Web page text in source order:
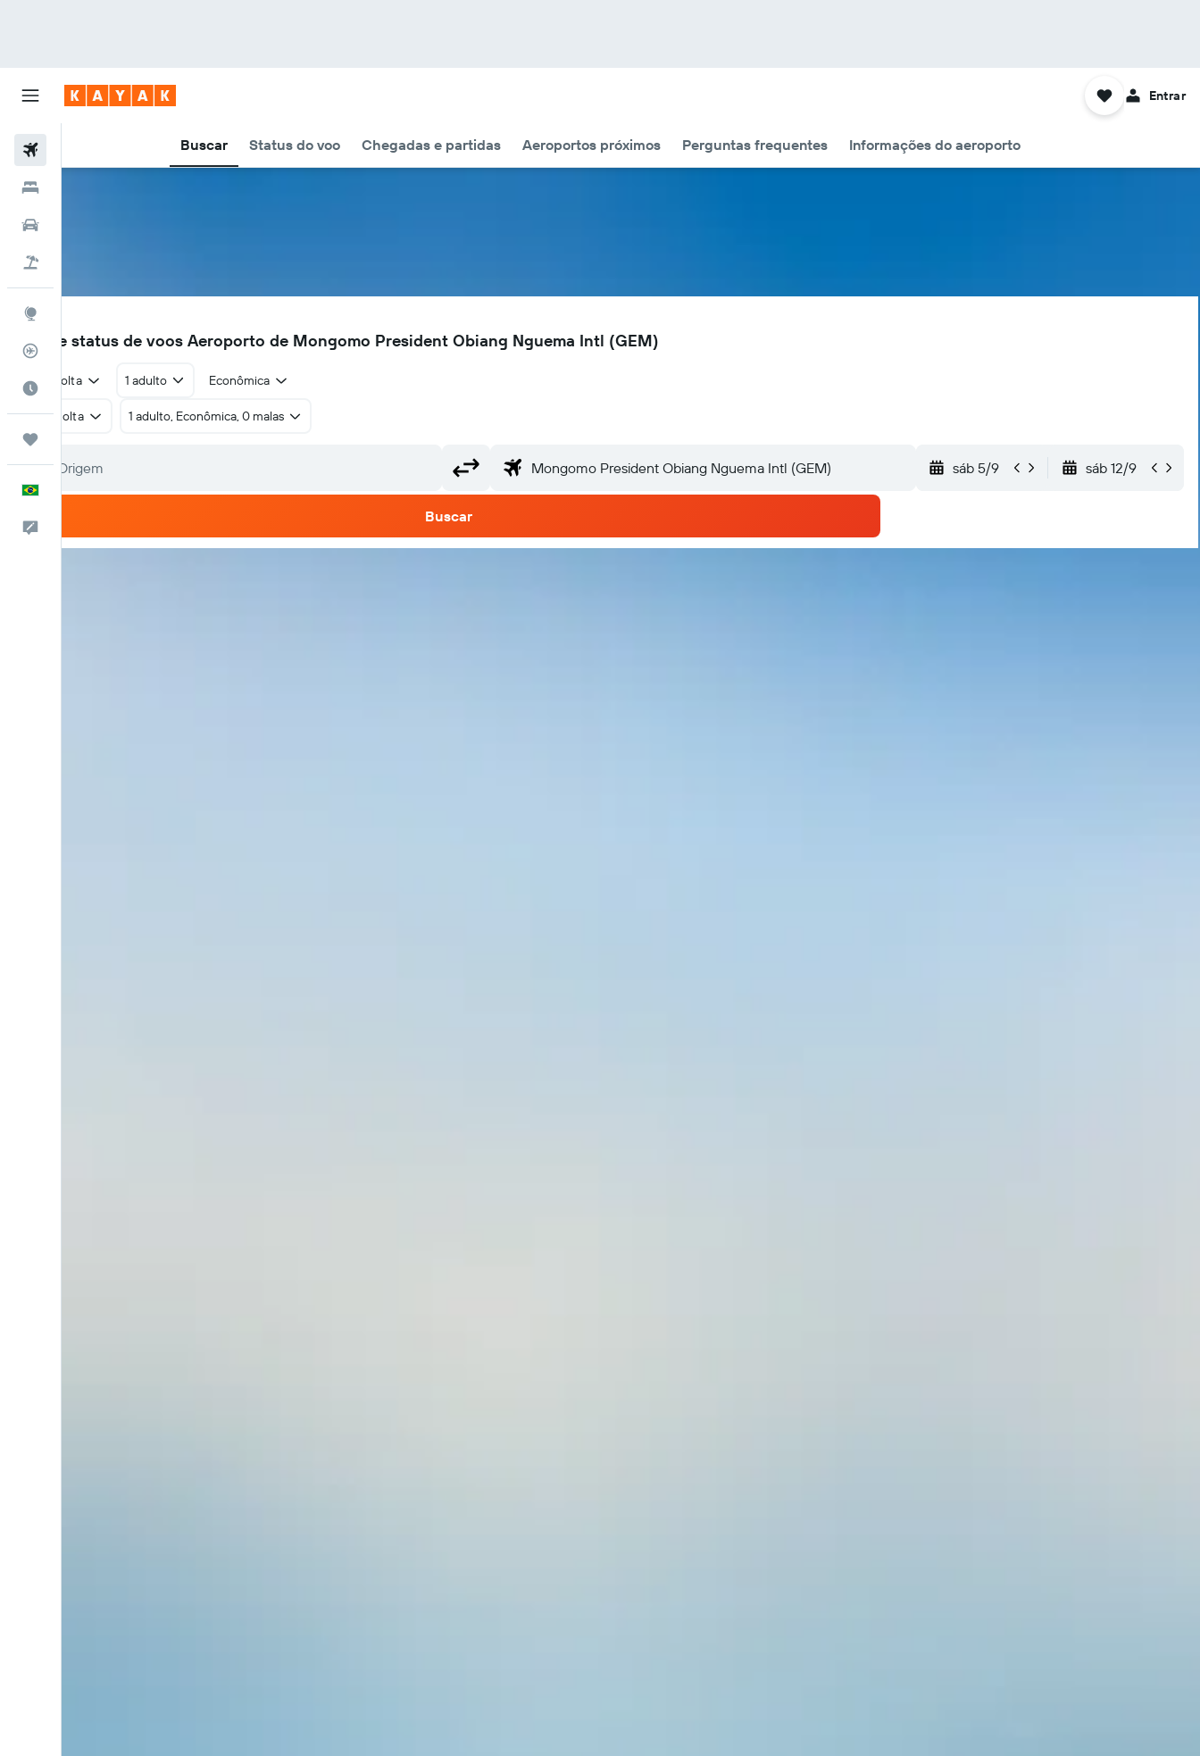
Buscar Status do voo Chegadas e partidas Aeroportos próximos Perguntas frequentes Informações do aeroporto
Entrar
Rastreador de voos
Quando ir
GEM
Voos e status de voos Aeroporto de Mongomo President Obiang Nguema Intl (GEM)
Ida e volta 1 adulto Econômica
Ida e volta 1 adulto, Econômica, 0 malas
sáb 5/9 sáb 12/9
Buscar